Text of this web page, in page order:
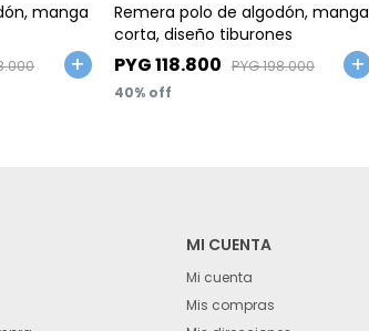
manga
Remera polo de algodón, manga
corta, diseño tiburones
PYG118.800 PYG198.000
40
MI CUENTA
Mi cuenta
Mis compras